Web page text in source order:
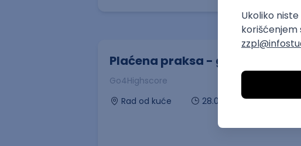
Plaćena praksa - grafički
Go4Highscore
Rad od kuće
28.08.2026